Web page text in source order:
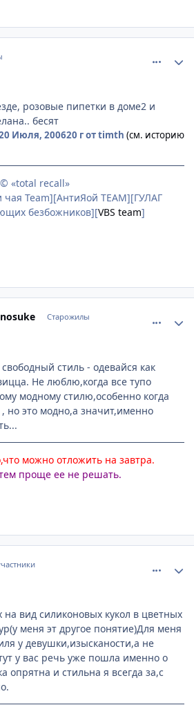
розовые пипетки в доме2 и
бесят
Июля, 200620 гот timth (см. историю
© «total recall»
чая Team][АнтиЯой TEAM][ГУЛАГ
безбожников][VBS team]
Старожилы
стиль - одевайся как
Не люблю,когда все тупо
модному стилю,особенно когда
но это модно,а значит,именно
можно отложить на завтра.
проще ее не решать.
вид силиконовых кукол в цветных
меня эт другое понятие)Для меня
у девушки,изысканости,а не
у вас речь уже пошла именно о
опрятна и стильна я всегда за,с